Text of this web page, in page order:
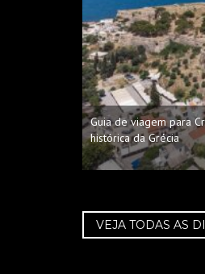
Guia de viagem para
histórica da Grécia
VEJA TODAS AS